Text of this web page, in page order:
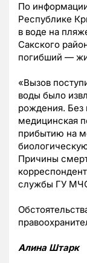
По
Республике
в воде на
Сакского
погибший —
«Вызов
воды было
рождения. Без
медицинская
прибытию на
Причины
службы ГУ
Алина Штарк